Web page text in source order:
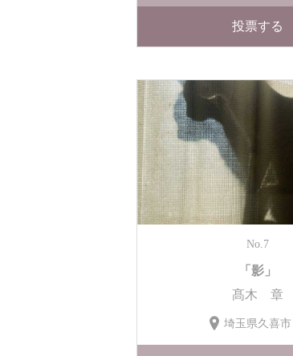
投票する
No.7
「影」
髙木 章
埼玉県久喜市